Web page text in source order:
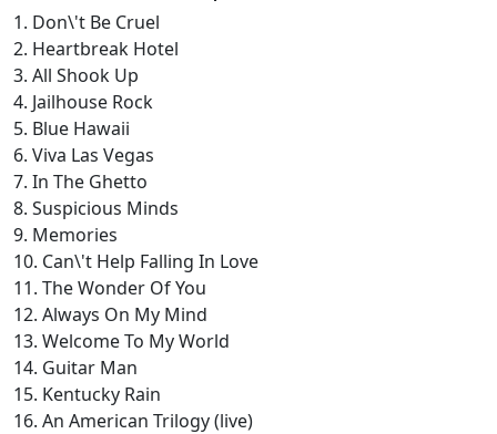
1. Don\'t Be Cruel
2. Heartbreak Hotel
3. All Shook Up
4. Jailhouse Rock
5. Blue Hawaii
6. Viva Las Vegas
7. In The Ghetto
8. Suspicious Minds
9. Memories
10. Can\'t Help Falling In Love
11. The Wonder Of You
12. Always On My Mind
13. Welcome To My World
14. Guitar Man
15. Kentucky Rain
16. An American Trilogy (live)